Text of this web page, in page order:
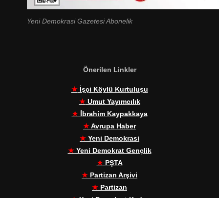
Yeni Demokrasi Gazetesi Abonelik
Önerilen Linkler
★İşçi Köylü Kurtuluşu
★Umut Yayımcılık
★İbrahim Kaypakkaya
★Avrupa Haber
★ Yeni Demokrasi
★Yeni Demokrat Gençlik
★PŞTA
★ Partizan Arşivi
★ Partizan